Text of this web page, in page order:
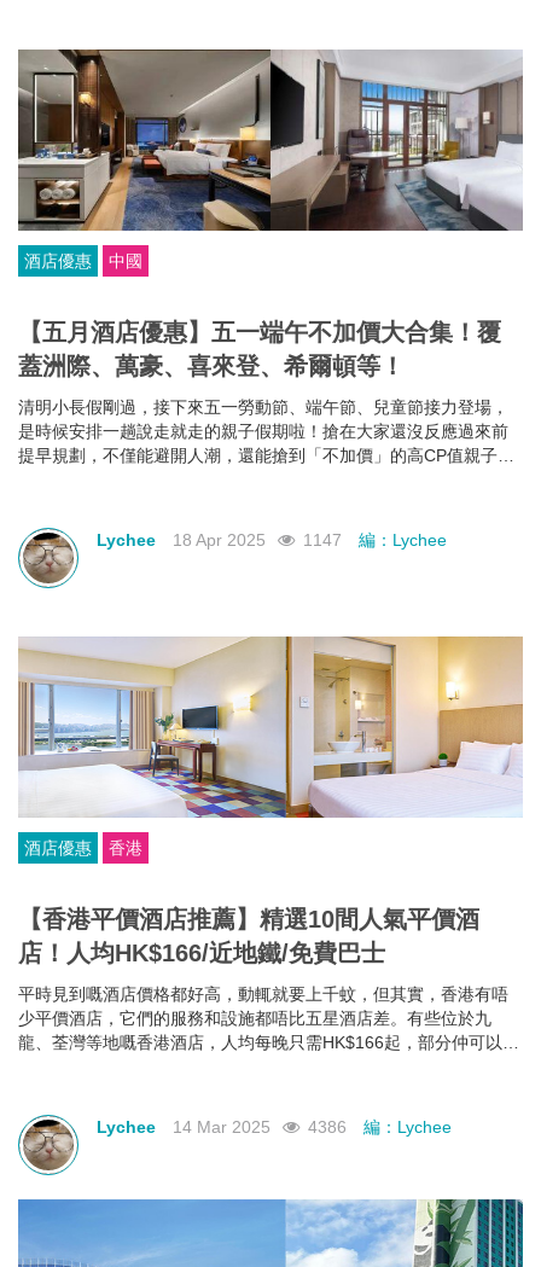
酒店優惠 中國
【五月酒店優惠】五一端午不加價大合集！覆
蓋洲際、萬豪、喜來登、希爾頓等！
清明小長假剛過，接下來五一勞動節、端午節、兒童節接力登場，
是時候安排一趟說走就走的親子假期啦！搶在大家還沒反應過來前
提早規劃，不僅能避開人潮，還能搶到「不加價」的高CP值親子酒
案尚未全面上架，但只要掌握好訂房時機，仍有機會撿到超值好
康！
Lychee 18 Apr 2025 1147 編：Lychee
酒店優惠 香港
【香港平價酒店推薦】精選10間人氣平價酒
店！人均HK$166/近地鐵/免費巴士
平時見到嘅酒店價格都好高，動輒就要上千蚊，但其實，香港有唔
少平價酒店，它們的服務和設施都唔比五星酒店差。有些位於九
龍、荃灣等地嘅香港酒店，人均每晚只需HK$166起，部分仲可以欣
Lychee
14 Mar 2025 4386 編：Lychee